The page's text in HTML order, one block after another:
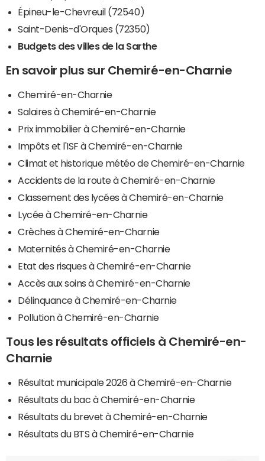
Épineu-le-Chevreuil (72540)
Saint-Denis-d'Orques (72350)
Budgets des villes de la Sarthe
En savoir plus sur Chemiré-en-Charnie
Chemiré-en-Charnie
Salaires à Chemiré-en-Charnie
Prix immobilier à Chemiré-en-Charnie
Impôts et l'ISF à Chemiré-en-Charnie
Climat et historique météo de Chemiré-en-Charnie
Accidents de la route à Chemiré-en-Charnie
Classement des lycées à Chemiré-en-Charnie
Lycée à Chemiré-en-Charnie
Crèches à Chemiré-en-Charnie
Maternités à Chemiré-en-Charnie
Etat des risques à Chemiré-en-Charnie
Accès aux soins à Chemiré-en-Charnie
Délinquance à Chemiré-en-Charnie
Pollution à Chemiré-en-Charnie
Tous les résultats officiels à Chemiré-en-
Charnie
Résultat municipale 2026 à Chemiré-en-Charnie
Résultats du bac à Chemiré-en-Charnie
Résultats du brevet à Chemiré-en-Charnie
Résultats du BTS à Chemiré-en-Charnie